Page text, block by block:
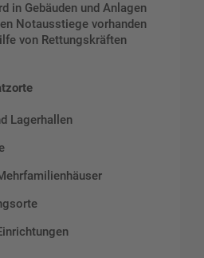
in Gebäuden und Anlagen
Notausstiege vorhanden
von Rettungskräften
Lagerhallen